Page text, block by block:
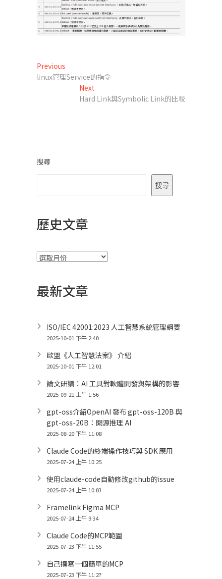
文
章
Previous
post:
linux管理Service的指令
Next
post:
Hard Link與Symbolic Link的比較
搜尋
搜尋
歷史文章
彙
最新文章
ISO/IEC 42001:2023 人工智慧系統管理綱要
2025-10-01 下午 2:40
歐盟《人工智慧法案》 介紹
2025-10-01 下午 12:01
論文研讀：AI 工具對軟體開發與架構的影響
2025-09-21 上午 1:56
gpt-oss介紹OpenAI 發布 gpt-oss-120B 與
gpt-oss-20B：開源推理 AI
2025-08-20 下午 11:08
Claude Code的終端操作技巧與 SDK 應用
2025-07-24 上午 10:25
使用claude-code自動修改github的issue
2025-07-24 上午 10:03
Framelink Figma MCP
2025-07-24 上午 9:34
Claude Code的MCP範圍
2025-07-23 下午 11:55
自己撰寫一個簡單的MCP
2025-07-23 下午 11:27